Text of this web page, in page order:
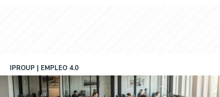
IPROUP EMPLEO 4.0